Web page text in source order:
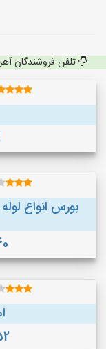
تلفن فروشندگان
بورس انواع